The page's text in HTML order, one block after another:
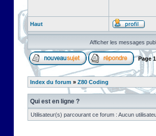
Haut
Afficher les messages
Page1
Index du forum » Z80 Coding
Qui est en ligne ?
Utilisateur(s) parcourant ce forum : Aucun